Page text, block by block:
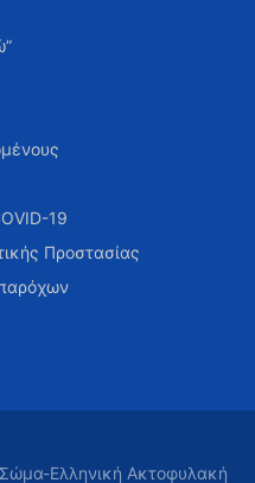
19
Προστασίας
Ελληνική Ακτοφυλακή